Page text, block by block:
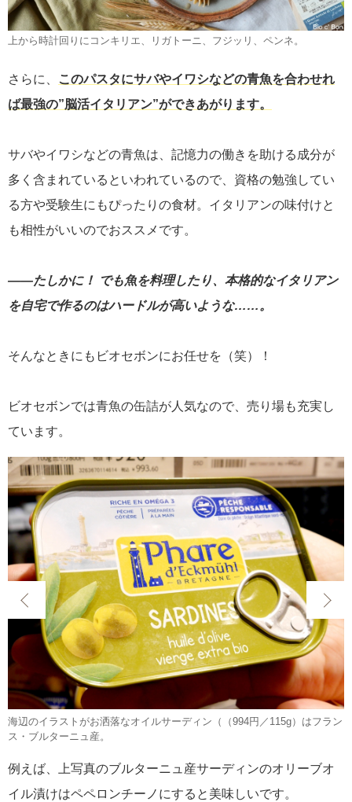
上から時計回りにコンキリエ、リガトーニ、フジッリ、ペンネ。
さらに、
このパスタにサバやイワシなどの青魚を合わせれ
ば最強の”脳活イタリアン”ができあがります。
サバやイワシなどの青魚は、記憶力の働きを助ける成分が
多く含まれているといわれているので、資格の勉強してい
る方や受験生にもぴったりの食材。イタリアンの味付けと
も相性がいいのでおススメです。
――たしかに！ でも魚を料理したり、本格的なイタリアン
を自宅で作るのはハードルが高いような……。
そんなときにもビオセボンにお任せを（笑）！
ビオセボンでは青魚の缶詰が人気なので、売り場も充実し
ています。
海辺のイラストがお洒落なオイルサーディン（（994円／115g）はフラン
ス・ブルターニュ産。
例えば、上写真のブルターニュ産サーディンのオリーブオ
イル漬けはペペロンチーノにすると美味しいです。